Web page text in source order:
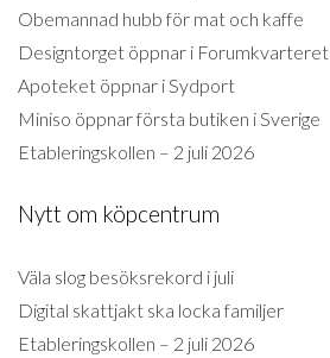
Obemannad hubb för mat och kaffe
Designtorget öppnar i Forumkvarteret
Apoteket öppnar i Sydport
Miniso öppnar första butiken i Sverige
Etableringskollen – 2 juli 2026
Nytt om köpcentrum
Väla slog besöksrekord i juli
Digital skattjakt ska locka familjer
Etableringskollen – 2 juli 2026